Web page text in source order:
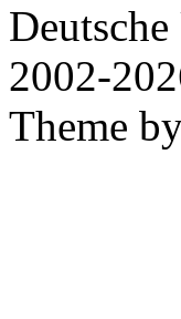
2002-
Theme